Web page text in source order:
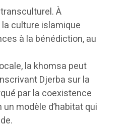
À
culture islamique
à la bénédiction, au
la khomsa peut
Djerba sur la
par la coexistence
modèle d’habitat qui